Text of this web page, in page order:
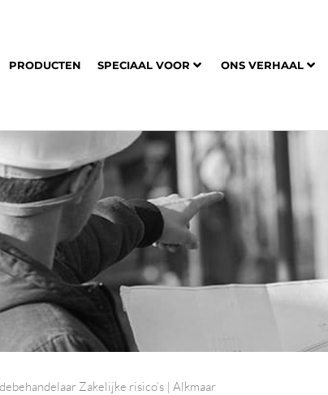
PRODUCTEN SPECIAAL VOOR ONS VERHAAL
Zakelijke risico’s | Alkmaar